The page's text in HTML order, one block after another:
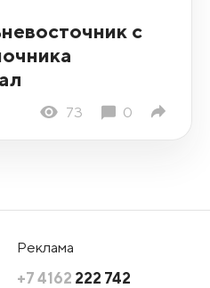
с
73 0
Реклама
+7 4162 222 742